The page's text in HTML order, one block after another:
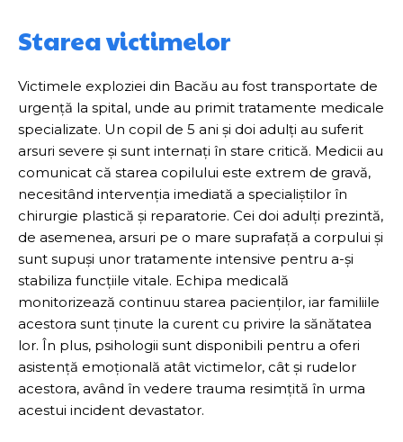
Starea victimelor
Victimele exploziei din Bacău au fost transportate de
urgență la spital, unde au primit tratamente medicale
specializate. Un copil de 5 ani și doi adulți au suferit
arsuri severe și sunt internați în stare critică. Medicii au
comunicat că starea copilului este extrem de gravă,
necesitând intervenția imediată a specialiștilor în
chirurgie plastică și reparatorie. Cei doi adulți prezintă,
de asemenea, arsuri pe o mare suprafață a corpului și
sunt supuși unor tratamente intensive pentru a-și
stabiliza funcțiile vitale. Echipa medicală
monitorizează continuu starea pacienților, iar familiile
acestora sunt ținute la curent cu privire la sănătatea
lor. În plus, psihologii sunt disponibili pentru a oferi
asistență emoțională atât victimelor, cât și rudelor
acestora, având în vedere trauma resimțită în urma
acestui incident devastator.